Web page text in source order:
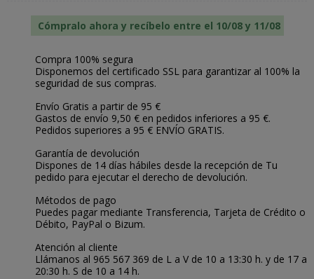
Cómpralo ahora y recíbelo entre el 10/08 y 11/08
Compra 100% segura
Disponemos del certificado SSL para garantizar al 100% la
seguridad de sus compras.
Envío Gratis a partir de 95 €
Gastos de envío 9,50 € en pedidos inferiores a 95 €.
Pedidos superiores a 95 € ENVÍO GRATIS.
Garantía de devolución
Dispones de 14 días hábiles desde la recepción de Tu
pedido para ejecutar el derecho de devolución.
Métodos de pago
Puedes pagar mediante Transferencia, Tarjeta de Crédito o
Débito, PayPal o Bizum.
Atención al cliente
Llámanos al 965 567 369 de L a V de 10 a 13:30 h. y de 17 a
20:30 h. S de 10 a 14 h.